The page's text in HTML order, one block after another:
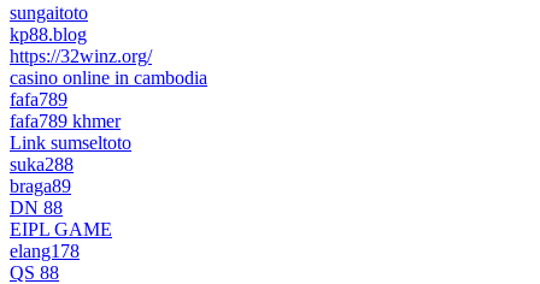
sungaitoto
kp88.blog
https://32winz.org/
casino online in cambodia
fafa789
fafa789 khmer
Link sumseltoto
suka288
braga89
DN 88
EIPL GAME
elang178
QS 88